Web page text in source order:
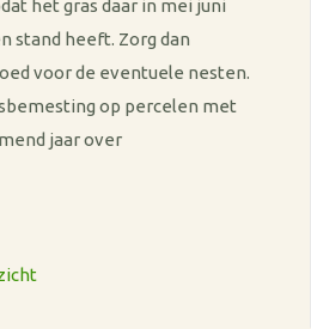
het gras daar in mei juni
stand heeft. Zorg dan
voor de eventuele nesten.
op percelen met
jaar over